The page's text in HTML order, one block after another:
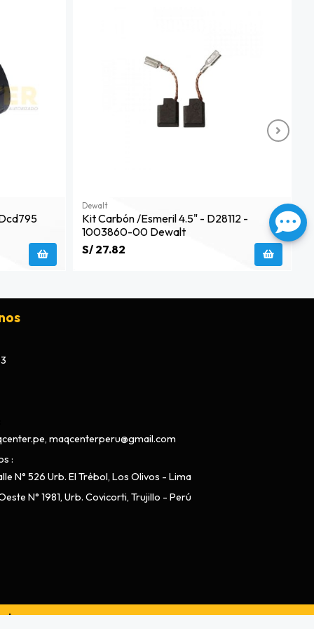
Dewalt
Kit Carbón /esmeril 4.5" - D28112 -
1003860-00 Dewalt
S/ 27.82
maqcenterperu@gmail.com
N° 526 Urb. El Trébol, Los Olivos - Lima
N° 1981, Urb. Covicorti, Trujillo - Perú
porBsale